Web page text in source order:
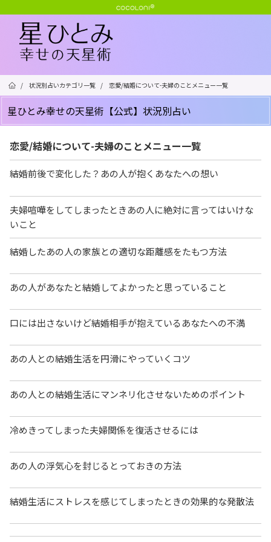
/ 状況別占いカテゴリ一覧 / 恋愛/結婚について-夫婦のことメニュー一覧
星ひとみ幸せの天星術【公式】状況別占い
恋愛/結婚について-夫婦のことメニュー一覧
結婚前後で変化した？あの人が抱くあなたへの想い
夫婦喧嘩をしてしまったときあの人に絶対に言ってはいけな
いこと
結婚したあの人の家族との適切な距離感をたもつ方法
あの人があなたと結婚してよかったと思っていること
口には出さないけど結婚相手が抱えているあなたへの不満
あの人との結婚生活を円滑にやっていくコツ
あの人との結婚生活にマンネリ化させないためのポイント
冷めきってしまった夫婦関係を復活させるには
あの人の浮気心を封じるとっておきの方法
結婚生活にストレスを感じてしまったときの効果的な発散法